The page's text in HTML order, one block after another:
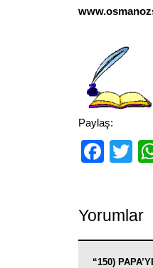
Paylaş:
Yorumlar
“150)